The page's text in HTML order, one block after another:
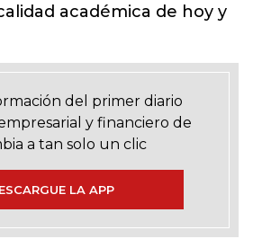
académica de hoy y
del primer diario
y financiero de
a tan solo un clic
LA APP